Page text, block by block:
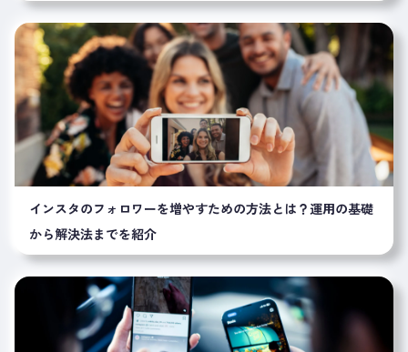
インスタのフォロワーを増やすための方法とは？運用の基礎
から解決法までを紹介